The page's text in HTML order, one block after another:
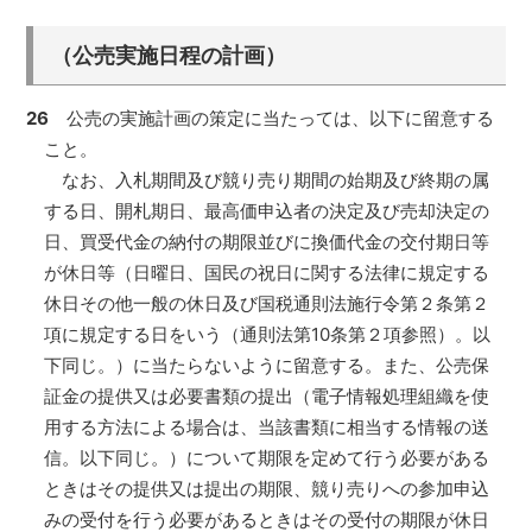
（公売実施日程の計画）
26 公売の実施計画の策定に当たっては、以下に留意する
こと。
なお、入札期間及び競り売り期間の始期及び終期の属
する日、開札期日、最高価申込者の決定及び売却決定の
日、買受代金の納付の期限並びに換価代金の交付期日等
が休日等（日曜日、国民の祝日に関する法律に規定する
休日その他一般の休日及び国税通則法施行令第２条第２
項に規定する日をいう（通則法第10条第２項参照）。以
下同じ。）に当たらないように留意する。また、公売保
証金の提供又は必要書類の提出（電子情報処理組織を使
用する方法による場合は、当該書類に相当する情報の送
信。以下同じ。）について期限を定めて行う必要がある
ときはその提供又は提出の期限、競り売りへの参加申込
みの受付を行う必要があるときはその受付の期限が休日